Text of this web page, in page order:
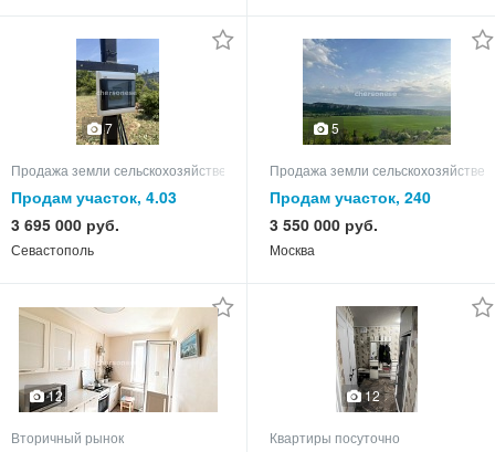
7
Продажа земли сельскохозяйственного назначения
Продам участок, 4.03
3 695 000 руб.
Севастополь
5
Продажа земли
Продам участок, 240
3 550 000 руб.
Москва
12
Вторичный рынок
12
Квартиры посуточно